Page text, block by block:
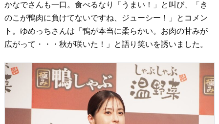
かなでさんも一口。食べるなり「うまい！」と叫び、「き
のこが鴨肉に負けてないですね、ジューシー！」とコメン
ト。ゆめっちさんは「鴨が本当に柔らかい。お肉の甘みが
広がって・・・秋が咲いた！」と語り笑いを誘いました。